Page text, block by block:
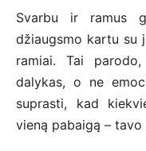
Svarbu ir ramus
džiaugsmo kartu su
ramiai. Tai
dalykas, o ne
suprasti, kad
vieną pabaigą – tavo